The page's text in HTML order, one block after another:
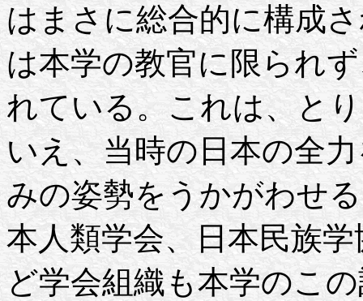
はまさに総合的に構成
は本学の教官に限られ
れている。これは、と
いえ、当時の日本の全
みの姿勢をうかがわせ
本人類学会、日本民族
ど学会組織も本学のこ